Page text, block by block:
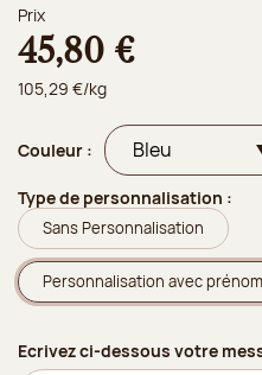
Prix
45,80 €
105,29 €/kg
Couleur :
Type de personnalisation :
Sans Personnalisation
Personnalisation avec
Ecrivez ci-dessous votre